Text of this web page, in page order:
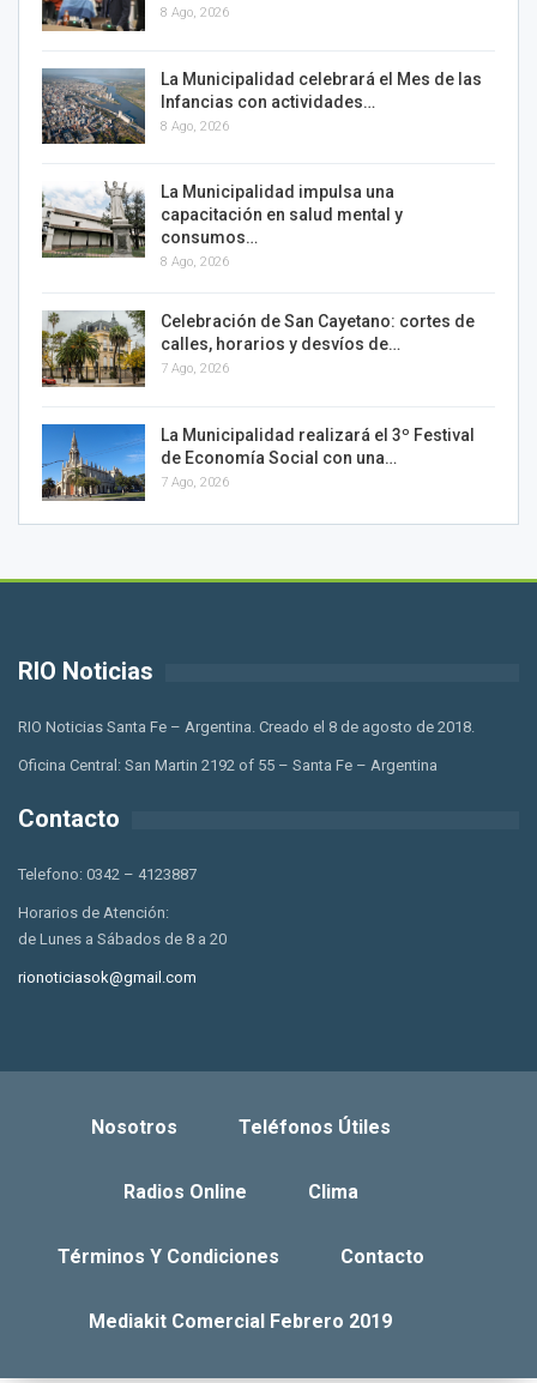
8 Ago, 2026
La Municipalidad celebrará el Mes de las
Infancias con actividades…
8 Ago, 2026
La Municipalidad impulsa una
capacitación en salud mental y
consumos…
8 Ago, 2026
Celebración de San Cayetano: cortes de
calles, horarios y desvíos de…
7 Ago, 2026
La Municipalidad realizará el 3º Festival
de Economía Social con una…
7 Ago, 2026
RIO Noticias
RIO Noticias Santa Fe – Argentina. Creado el 8 de agosto de 2018.
Oficina Central: San Martin 2192 of 55 – Santa Fe – Argentina
Contacto
Telefono: 0342 – 4123887
Horarios de Atención:
de Lunes a Sábados de 8 a 20
rionoticiasok@gmail.com
Nosotros Teléfonos Útiles
Radios Online Clima
Términos Y Condiciones Contacto
Mediakit Comercial Febrero 2019